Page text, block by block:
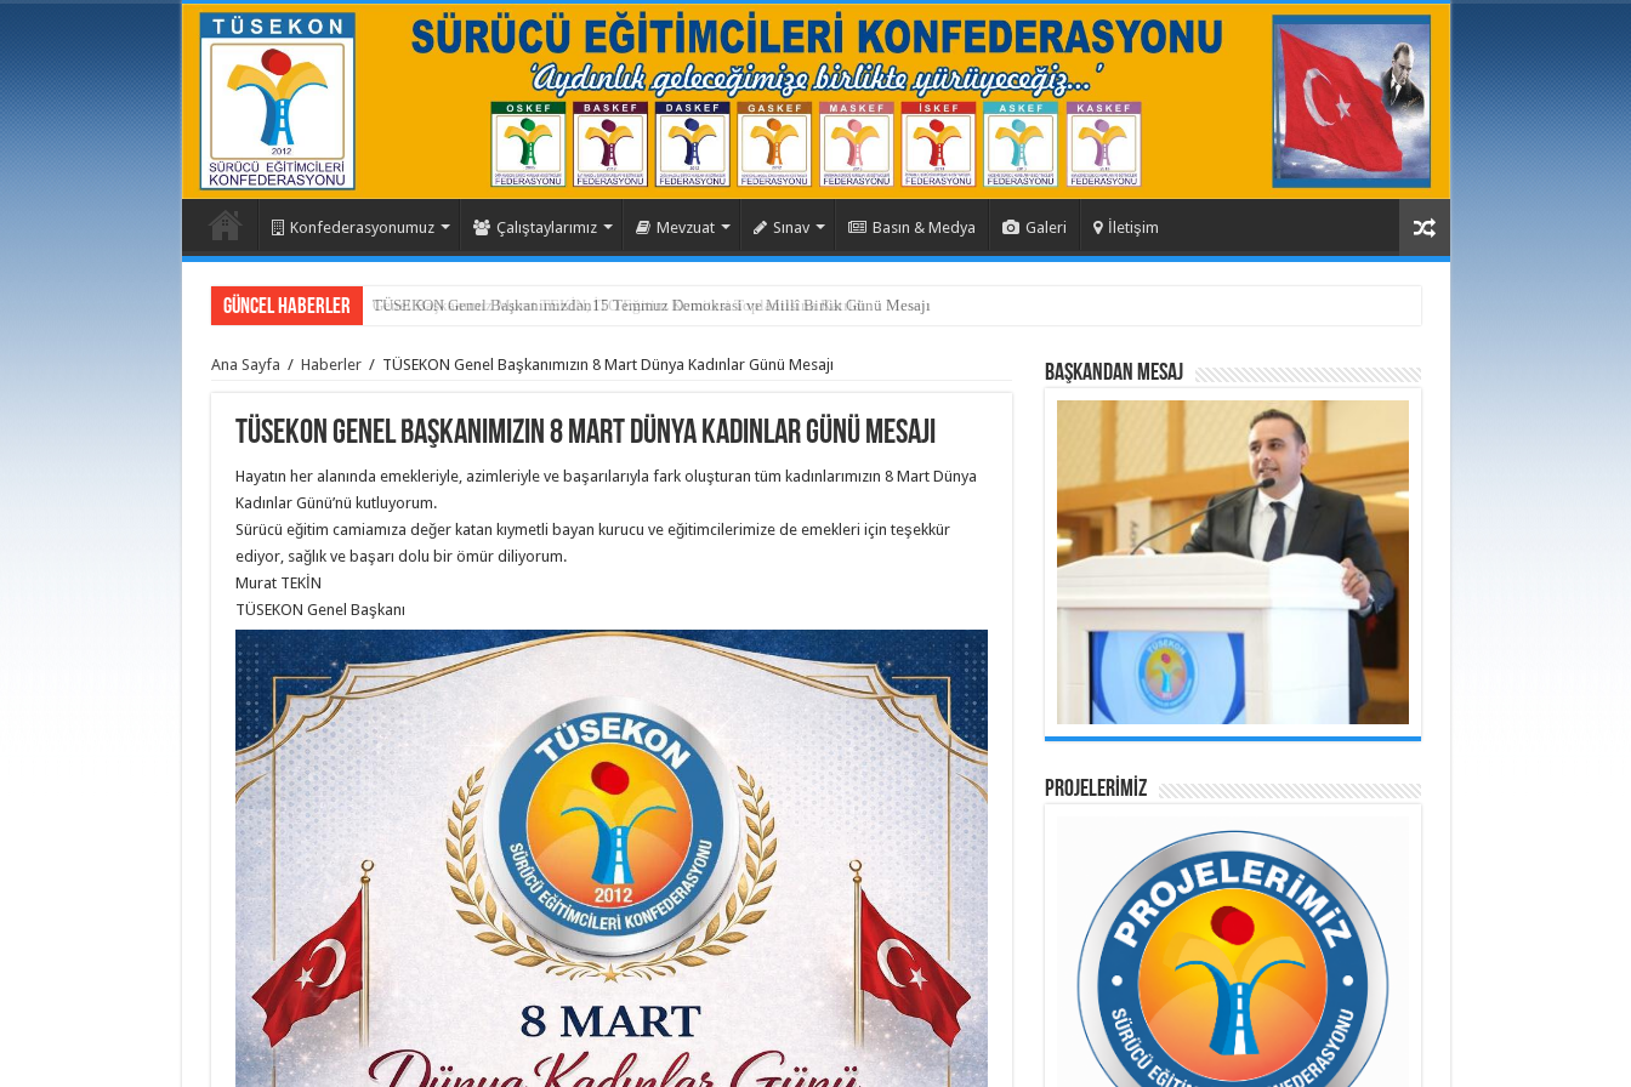
Konfederasyonumuz Çalıştaylarımız Mevzuat Sınav Basın & Medya Galeri İletişim
Güncel Haberler TÜSEKON Genel Başkanımızdan15 Temmuz Demokrasi ve Millî Birlik Günü Mesajı
Ana Sayfa / Haberler / TÜSEKON Genel Başkanımızın 8 Mart Dünya Kadınlar Günü Mesajı
TÜSEKON Genel Başkanımızın 8 Mart Dünya Kadınlar Günü Mesajı
Hayatın her alanında emekleriyle, azimleriyle ve başarılarıyla fark oluşturan tüm kadınlarımızın 8 Mart Dünya
Kadınlar Günü’nü kutluyorum.
Sürücü eğitim camiamıza değer katan kıymetli bayan kurucu ve eğitimcilerimize de emekleri için teşekkür
ediyor, sağlık ve başarı dolu bir ömür diliyorum.
Murat TEKİN
TÜSEKON Genel Başkanı
BAŞKANDAN MESAJ
PROJELERİMİZ